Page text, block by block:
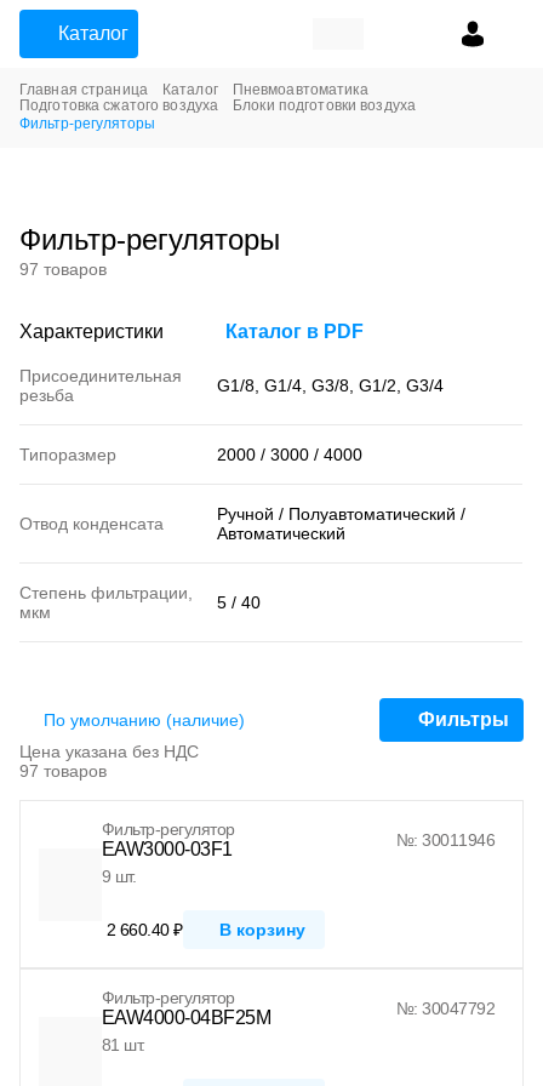
Каталог
Главная страница Каталог
Пневмоавтоматика
Подготовка сжатого воздуха
Блоки подготовки воздуха
Фильтр-регуляторы
Фильтр-регуляторы
97 товаров
Характеристики Каталог в PDF
Присоединительная
резьба
G1/8, G1/4, G3/8, G1/2, G3/4
Типоразмер 2000 / 3000 / 4000
Отвод конденсата
Ручной / Полуавтоматический /
Автоматический
Степень фильтрации,
мкм
5 / 40
97 товаров
Цена указана без НДС
По умолчанию (наличие) Фильтры
Фильтр-регулятор
EAW3000-03F1
№: 30011946
9 шт.
2 660.40 ₽ В корзину
Фильтр-регулятор
EAW4000-04BF25M
№: 30047792
81 шт.